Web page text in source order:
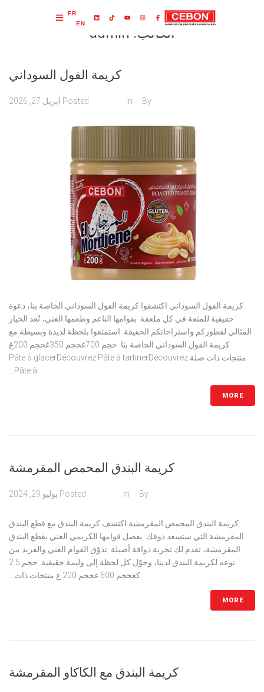
FR
EN
الكاتب: admin
كريمة الفول السوداني
By
In
Posted أبريل 27, 2026
كريمة الفول السوداني اكتشفوا كريمة الفول السوداني الخاصة بنا، دعوة
حقيقية للمتعة في كل ملعقة. بقوامها الناعم وطعمها الغني، تُعد الخيار
المثالي لفطوركم واستراحاتكم الخفيفة. استمتعوا بلحظة لذيذة وبسيطة مع
كريمة الفول السوداني الخاصة بنا. حجم 700غحجم 350غحجم 200غ
منتجات ذات صلة Pâte à glacerDécouvrez Pâte à tartinerDécouvrez
Pâte à...
MORE
كريمة البندق المحمص المقرمشة
By
In
Posted يوليو 29, 2024
كريمة البندق المحمص المقرمشة اكتشف كريمة البندق مع قطع البندق
المقرمشة التي ستسعد ذوقك. بفضل قوامها الكريمي الغني بقطع البندق
المقرمشة، تقدم لك تجربة ذواقة أصيلة. تذوّق القوام الغني والفريد من
نوعه لكريمة البندق لدينا، وحوّل كل لحظة إلى وليمة حقيقية. حجم 2.5
كغحجم 600 غحجم 200 غ منتجات ذات...
MORE
كريمة البندق مع الكاكاو المقرمشة